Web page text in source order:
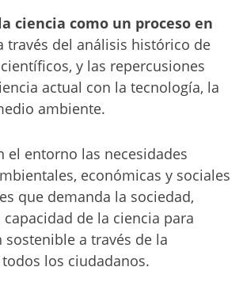
ciencia como un proceso en
través del análisis histórico de
científicos, y las repercusiones
actual con la tecnología, la
ambiente.
el entorno las necesidades
económicas y sociales
que demanda la sociedad,
de la ciencia para
a través de la
los ciudadanos.